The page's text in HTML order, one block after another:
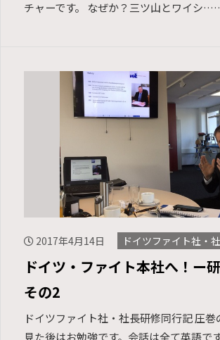
チャーです。 なぜか？三ツ山とワイシ
2017年4月14日 ドイツファイト社・
ドイツ・ファイト本社へ！ー
その2
ドイツファイト社・社長研修同行記 圧巻
見た後はお勉強です。会話は全て英語で